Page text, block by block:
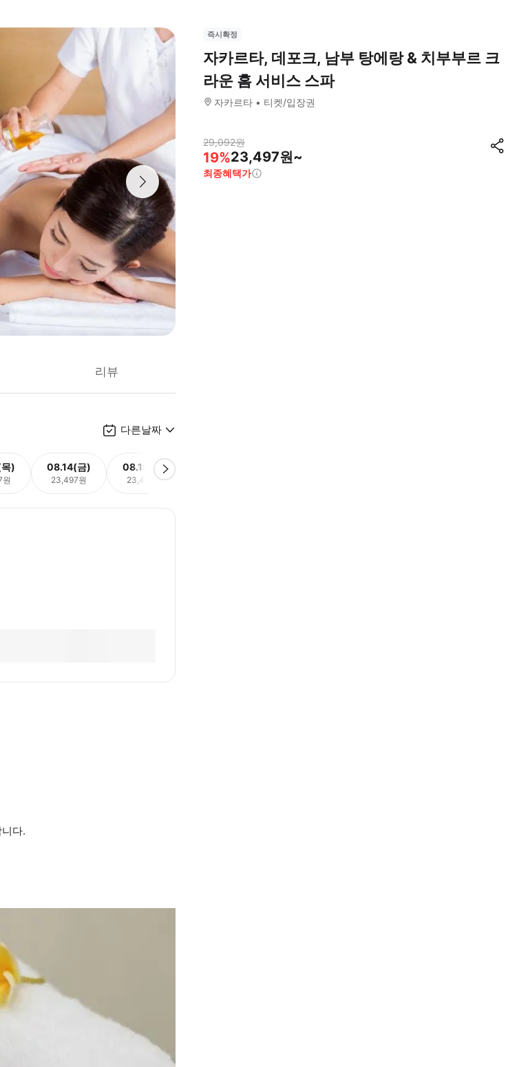
리뷰
다른날짜
) 08.14(금)
23,497원
08.15(토)
23,497원
다.
즉시확정
자카르타, 데포크, 남부 탕에랑 & 치부부르 크
라운 홈 서비스 스파
자카르타 티켓/입장권
29,092원
19%23,497원~
최종혜택가